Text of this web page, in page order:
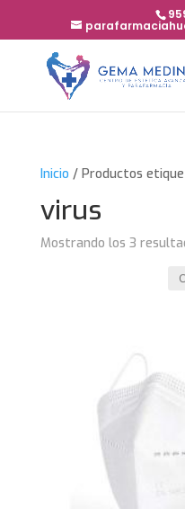
Inicio / Productos
virus
Mostrando los 3